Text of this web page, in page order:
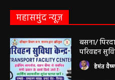
महासमुंद न्यूज़
बसना/
परिवहन
हेमंत